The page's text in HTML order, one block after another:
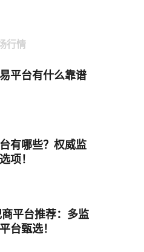
行情
平台有什么靠谱
有哪些？权威监
项！
平台推荐：多监
台甄选！